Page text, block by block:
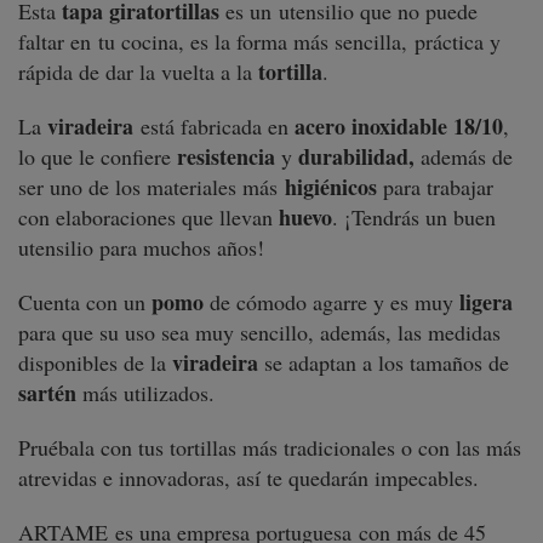
Esta tapa giratortillas es un utensilio que no puede
faltar en tu cocina, es la forma más sencilla, práctica y
rápida de dar la vuelta a la tortilla.
La viradeira está fabricada en acero inoxidable 18/10,
lo que le confiere resistencia y durabilidad, además de
ser uno de los materiales más higiénicos para trabajar
con elaboraciones que llevan huevo. ¡Tendrás un buen
utensilio para muchos años!
Cuenta con un pomo de cómodo agarre y es muy ligera
para que su uso sea muy sencillo, además, las medidas
disponibles de la viradeira se adaptan a los tamaños de
sartén más utilizados.
Pruébala con tus tortillas más tradicionales o con las más
atrevidas e innovadoras, así te quedarán impecables.
ARTAME es una empresa portuguesa con más de 45